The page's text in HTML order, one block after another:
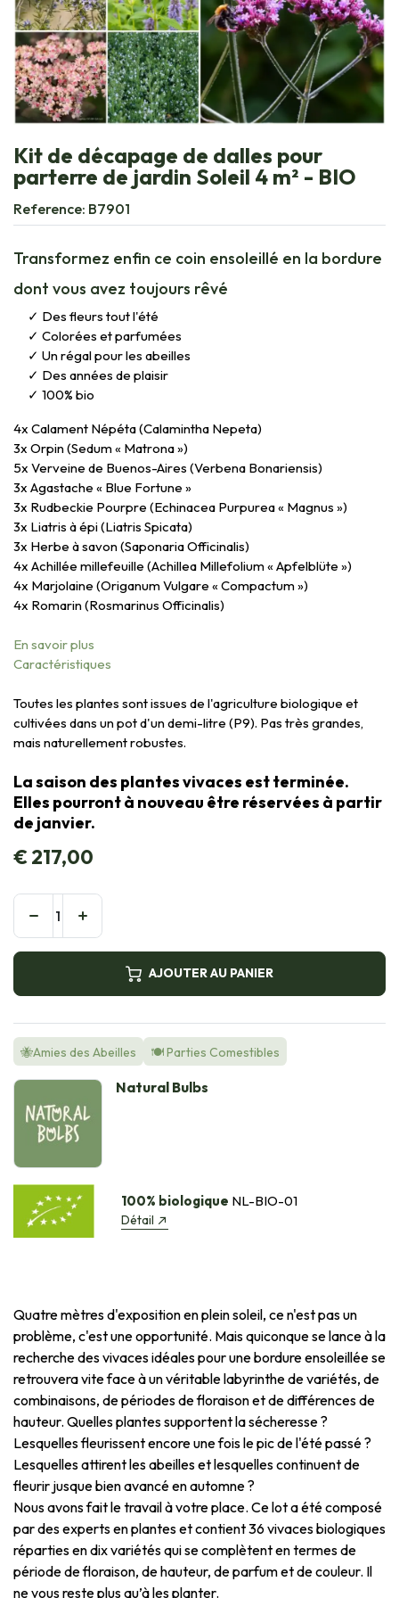
Kit de décapage de dalles pour
parterre de jardin Soleil 4 m² - BIO
Reference: B7901
Transformez enfin ce coin ensoleillé en la bordure
dont vous avez toujours rêvé
Des fleurs tout l'été
Colorées et parfumées
Un régal pour les abeilles
Des années de plaisir
100% bio
4x Calament Népéta (Calamintha Nepeta)
3x Orpin (Sedum « Matrona »)
5x Verveine de Buenos-Aires (Verbena Bonariensis)
3x Agastache « Blue Fortune »
3x Rudbeckie Pourpre (Echinacea Purpurea « Magnus »)
3x Liatris à épi (Liatris Spicata)
3x Herbe à savon (Saponaria Officinalis)
4x Achillée millefeuille (Achillea Millefolium « Apfelblüte »)
4x Marjolaine (Origanum Vulgare « Compactum »)
4x Romarin (Rosmarinus Officinalis)
En savoir plus
Caractéristiques
Toutes les plantes sont issues de l'agriculture biologique et
cultivées dans un pot d'un demi-litre (P9). Pas très grandes,
mais naturellement robustes.
La saison des plantes vivaces est terminée.
Elles pourront à nouveau être réservées à partir
de janvier.
€217,00
AJOUTER AU PANIER
🐝Amies des Abeilles 🍽️ Parties Comestibles
Natural Bulbs
100% biologique NL-BIO-01
Détail
Quatre mètres d'exposition en plein soleil, ce n'est pas un
problème, c'est une opportunité. Mais quiconque se lance à la
recherche des vivaces idéales pour une bordure ensoleillée se
retrouvera vite face à un véritable labyrinthe de variétés, de
combinaisons, de périodes de floraison et de différences de
hauteur. Quelles plantes supportent la sécheresse ?
Lesquelles fleurissent encore une fois le pic de l'été passé ?
Lesquelles attirent les abeilles et lesquelles continuent de
fleurir jusque bien avancé en automne ?
Nous avons fait le travail à votre place. Ce lot a été composé
par des experts en plantes et contient 36 vivaces biologiques
réparties en dix variétés qui se complètent en termes de
période de floraison, de hauteur, de parfum et de couleur. Il
ne vous reste plus qu’à les planter.